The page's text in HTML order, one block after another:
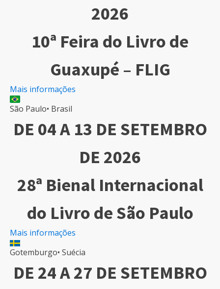
2026
10ª Feira do Livro de
Guaxupé – FLIG
Mais informações
São Paulo• Brasil
DE 04 A 13 DE SETEMBRO
DE 2026
28ª Bienal Internacional
do Livro de São Paulo
Mais informações
Gotemburgo• Suécia
DE 24 A 27 DE SETEMBRO